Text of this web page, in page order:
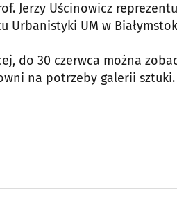
Jerzy Uścinowicz
Urbanistyki UM w
do 30 czerwca można
na potrzeby galerii sztuki.